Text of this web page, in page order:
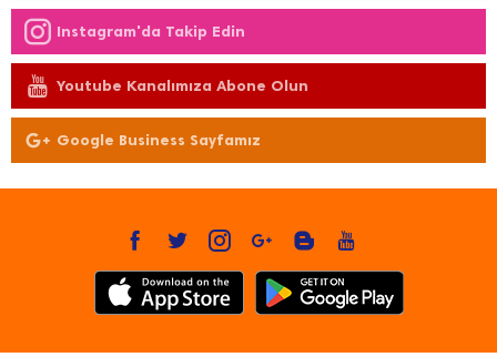
Instagram'da Takip Edin
Youtube Kanalımıza Abone Olun
Google Business Sayfamız